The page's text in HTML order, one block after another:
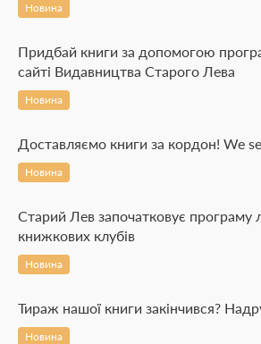
Новина
Придбай книги за допомогою
сайті Видавництва Старого Лева
Новина
Доставляємо книги за кордон! We
Новина
Старий Лев започатковує програму
книжкових клубів
Новина
Тираж нашої книги закінчився?
Новина